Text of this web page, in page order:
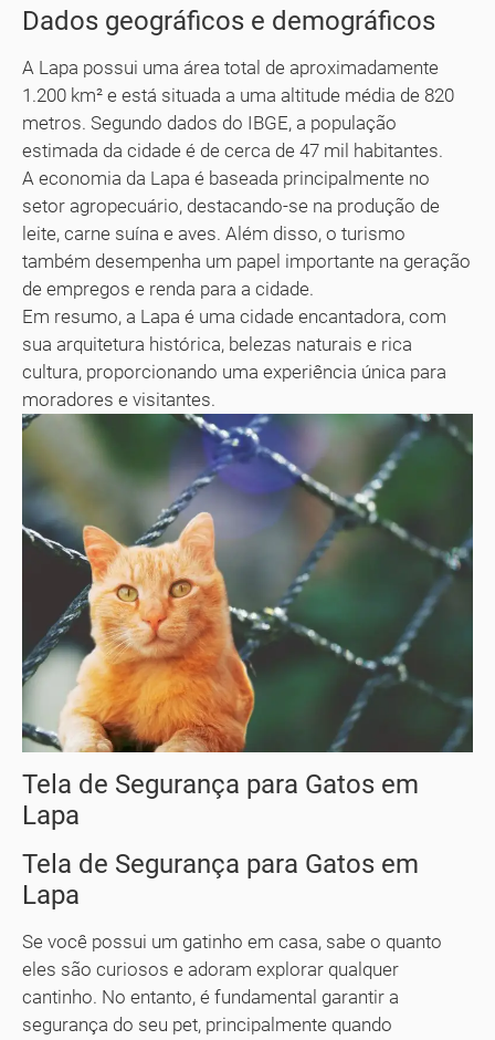
Dados geográficos e demográficos
A Lapa possui uma área total de aproximadamente
1.200 km² e está situada a uma altitude média de 820
metros. Segundo dados do IBGE, a população
estimada da cidade é de cerca de 47 mil habitantes.
A economia da Lapa é baseada principalmente no
setor agropecuário, destacando-se na produção de
leite, carne suína e aves. Além disso, o turismo
também desempenha um papel importante na geração
de empregos e renda para a cidade.
Em resumo, a Lapa é uma cidade encantadora, com
sua arquitetura histórica, belezas naturais e rica
cultura, proporcionando uma experiência única para
moradores e visitantes.
Tela de Segurança para Gatos em
Lapa
Tela de Segurança para Gatos em
Lapa
Se você possui um gatinho em casa, sabe o quanto
eles são curiosos e adoram explorar qualquer
cantinho. No entanto, é fundamental garantir a
segurança do seu pet, principalmente quando